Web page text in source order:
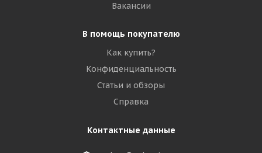
Вакансии
В помощь покупателю
Как купить?
Конфиденциальность
Статьи и обзоры
Справка
Контактные данные